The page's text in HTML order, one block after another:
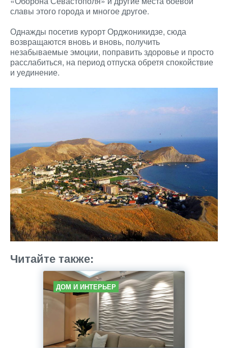
славы этого города и многое другое.
Однажды посетив курорт Орджоникидзе, сюда
возвращаются вновь и вновь, получить
незабываемые эмоции, поправить здоровье и просто
расслабиться, на период отпуска обретя спокойствие
и уединение.
Читайте также:
ДОМ И ИНТЕРЬЕР